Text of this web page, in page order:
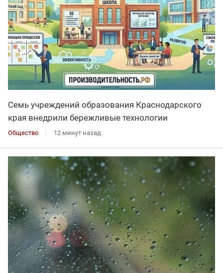
Семь учреждений образования Краснодарского
края внедрили бережливые технологии
Общество 12 минут назад